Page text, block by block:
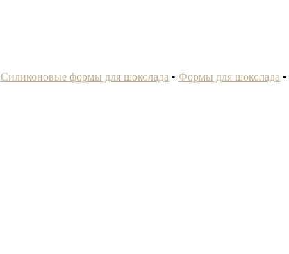
Силиконовые формы для шоколада • Формы для шоколада •